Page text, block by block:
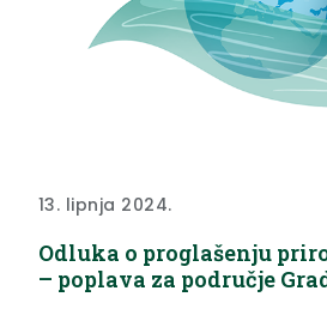
13. lipnja 2024.
Odluka o proglašenju
– poplava za područje